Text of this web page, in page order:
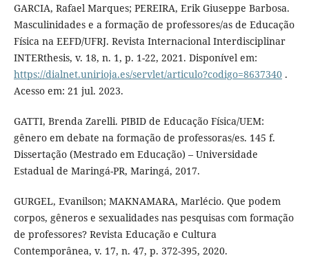
GARCIA, Rafael Marques; PEREIRA, Erik Giuseppe Barbosa.
Masculinidades e a formação de professores/as de Educação
Física na EEFD/UFRJ. Revista Internacional Interdisciplinar
INTERthesis, v. 18, n. 1, p. 1-22, 2021. Disponível em:
https://dialnet.unirioja.es/servlet/articulo?codigo=8637340.
Acesso em: 21 jul. 2023.
GATTI, Brenda Zarelli. PIBID de Educação Física/UEM:
gênero em debate na formação de professoras/es. 145 f.
Dissertação (Mestrado em Educação) – Universidade
Estadual de Maringá-PR, Maringá, 2017.
GURGEL, Evanilson; MAKNAMARA, Marlécio. Que podem
corpos, gêneros e sexualidades nas pesquisas com formação
de professores? Revista Educação e Cultura
Contemporânea, v. 17, n. 47, p. 372-395, 2020.